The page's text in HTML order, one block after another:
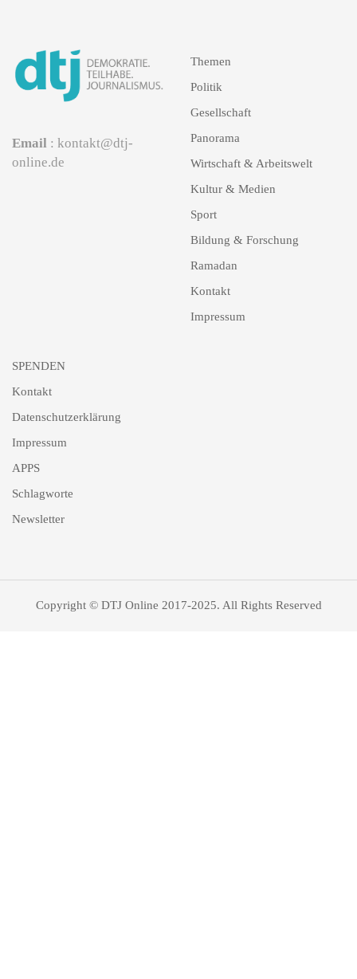
Email : kontakt@dtj-
online.de
Themen
Politik
Gesellschaft
Panorama
Wirtschaft & Arbeitswelt
Kultur & Medien
Sport
Bildung & Forschung
Ramadan
Kontakt
Impressum
SPENDEN
Kontakt
Datenschutzerklärung
Impressum
APPS
Schlagworte
Newsletter
Copyright © DTJ Online 2017-2025. All Rights Reserved